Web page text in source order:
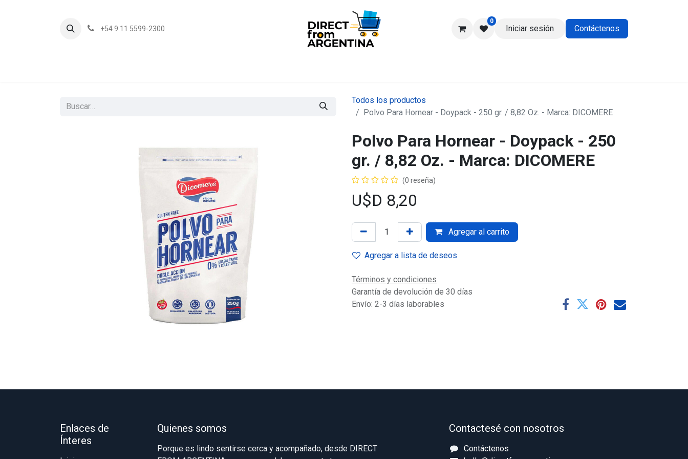
+54 9 11 5599-2300
0
Iniciar sesión Contáctenos
Todos los productos
Polvo Para Hornear - Doypack - 250 gr. / 8,82 Oz. - Marca: DICOMERE
Polvo Para Hornear - Doypack - 250
gr. / 8,82 Oz. - Marca: DICOMERE
(0 reseña)
U$D 8,20
Agregar al carrito
Agregar a lista de deseos
Términos y condiciones
Garantía de devolución de 30 días
Envío: 2-3 días laborables
Enlaces de
Ínteres
Quienes somos
Porque es lindo sentirse cerca y acompañado, desde DIRECT
Contactesé con nosotros
Contáctenos